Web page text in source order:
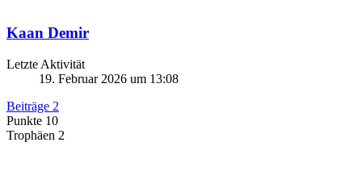
Kaan Demir
Letzte Aktivität
19. Februar 2026 um 13:08
Beiträge 2
Punkte 10
Trophäen 2